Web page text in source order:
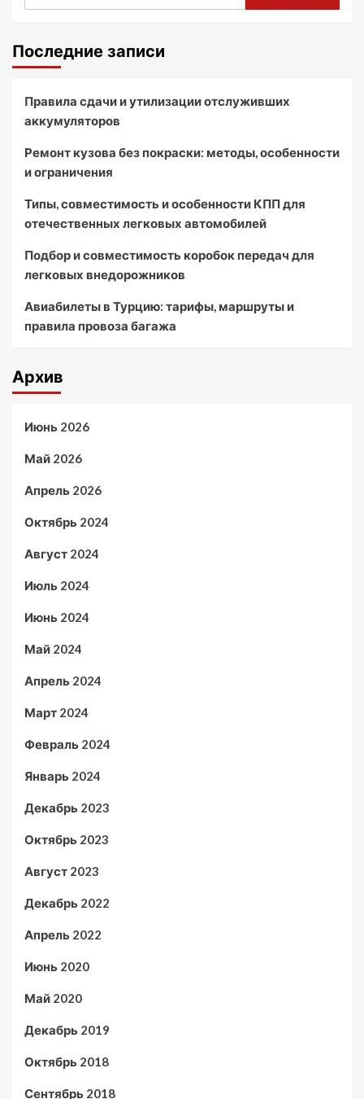
Последние записи
Правила сдачи и утилизации отслуживших
аккумуляторов
Ремонт кузова без покраски: методы, особенности
и ограничения
Типы, совместимость и особенности КПП для
отечественных легковых автомобилей
Подбор и совместимость коробок передач для
легковых внедорожников
Авиабилеты в Турцию: тарифы, маршруты и
правила провоза багажа
Архив
Июнь 2026
Май 2026
Апрель 2026
Октябрь 2024
Август 2024
Июль 2024
Июнь 2024
Май 2024
Апрель 2024
Март 2024
Февраль 2024
Январь 2024
Декабрь 2023
Октябрь 2023
Август 2023
Декабрь 2022
Апрель 2022
Июнь 2020
Май 2020
Декабрь 2019
Октябрь 2018
Сентябрь 2018